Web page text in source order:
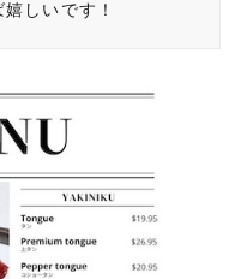
嬉しいです！